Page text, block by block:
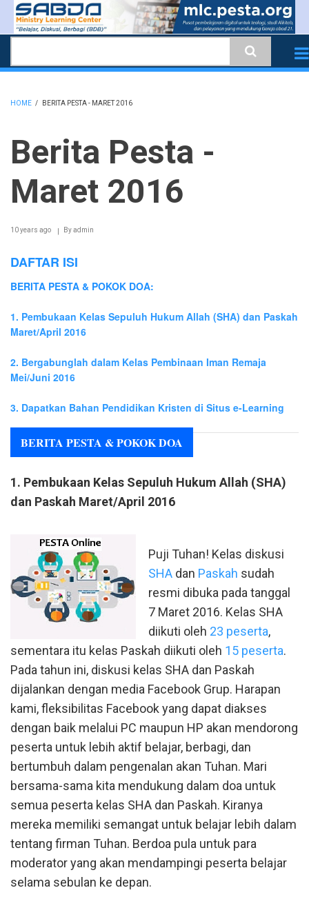
Skip
content
HOME / BERITA PESTA - MARET 2016
Berita Pesta -
Maret 2016
10 years ago Byadmin
DAFTAR ISI
BERITA PESTA & POKOK DOA:
1. Pembukaan Kelas Sepuluh Hukum Allah (SHA) dan Paskah
Maret/April 2016
2. Bergabunglah dalam Kelas Pembinaan Iman Remaja
Mei/Juni 2016
3. Dapatkan Bahan Pendidikan Kristen di Situs e-Learning
BERITA PESTA & POKOK DOA
1. Pembukaan Kelas Sepuluh Hukum Allah (SHA)
dan Paskah Maret/April 2016
Puji Tuhan! Kelas diskusi
SHA dan Paskah sudah
resmi dibuka pada tanggal
7 Maret 2016. Kelas SHA
diikuti oleh 23 peserta,
sementara itu kelas Paskah diikuti oleh 15 peserta.
Pada tahun ini, diskusi kelas SHA dan Paskah
dijalankan dengan media Facebook Grup. Harapan
kami, fleksibilitas Facebook yang dapat diakses
dengan baik melalui PC maupun HP akan mendorong
peserta untuk lebih aktif belajar, berbagi, dan
bertumbuh dalam pengenalan akan Tuhan. Mari
bersama-sama kita mendukung dalam doa untuk
semua peserta kelas SHA dan Paskah. Kiranya
mereka memiliki semangat untuk belajar lebih dalam
tentang firman Tuhan. Berdoa pula untuk para
moderator yang akan mendampingi peserta belajar
selama sebulan ke depan.